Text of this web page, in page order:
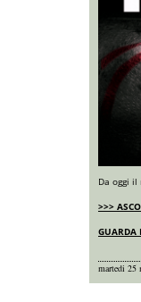
Da oggi
>>>
GUARDA
martedi 25